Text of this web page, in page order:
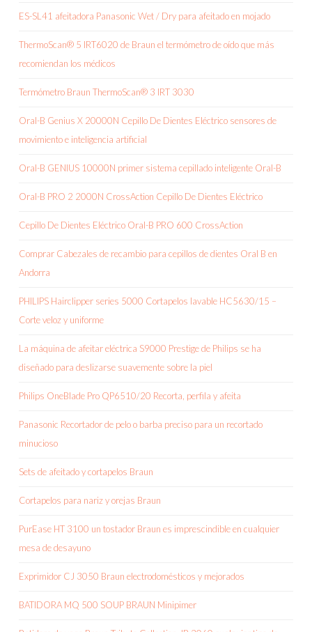
ES-SL41 afeitadora Panasonic Wet / Dry para afeitado en mojado
ThermoScan® 5 IRT6020 de Braun el termómetro de oído que más
recomiendan los médicos
Termómetro Braun ThermoScan® 3 IRT 3030
Oral-B Genius X 20000N Cepillo De Dientes Eléctrico sensores de
movimiento e inteligencia artificial
Oral-B GENIUS 10000N primer sistema cepillado inteligente Oral-B
Oral-B PRO 2 2000N CrossAction Cepillo De Dientes Eléctrico
Cepillo De Dientes Eléctrico Oral-B PRO 600 CrossAction
Comprar Cabezales de recambio para cepillos de dientes Oral B en
Andorra
PHILIPS Hairclipper series 5000 Cortapelos lavable HC5630/15 –
Corte veloz y uniforme
La máquina de afeitar eléctrica S9000 Prestige de Philips se ha
diseñado para deslizarse suavemente sobre la piel
Philips OneBlade Pro QP6510/20 Recorta, perfila y afeita
Panasonic Recortador de pelo o barba preciso para un recortado
minucioso
Sets de afeitado y cortapelos Braun
Cortapelos para nariz y orejas Braun
PurEase HT 3100 un tostador Braun es imprescindible en cualquier
mesa de desayuno
Exprimidor CJ 3050 Braun electrodomésticos y mejorados
BATIDORA MQ 500 SOUP BRAUN Minipimer